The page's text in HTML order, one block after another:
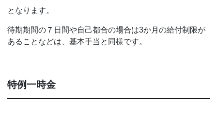
となります。
待期期間の７日間や自己都合の場合は3か月の給付制限が
あることなどは、基本手当と同様です。
特例一時金